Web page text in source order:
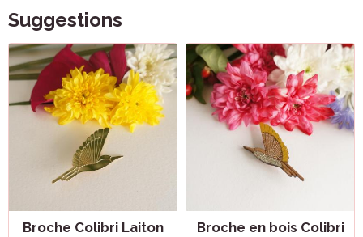
Suggestions
Broche Colibri Laiton Broche en bois Colibri